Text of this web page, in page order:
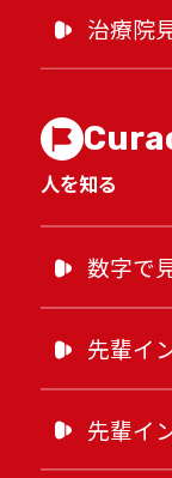
治療院
人を知る
数字で
先輩イ
先輩イ